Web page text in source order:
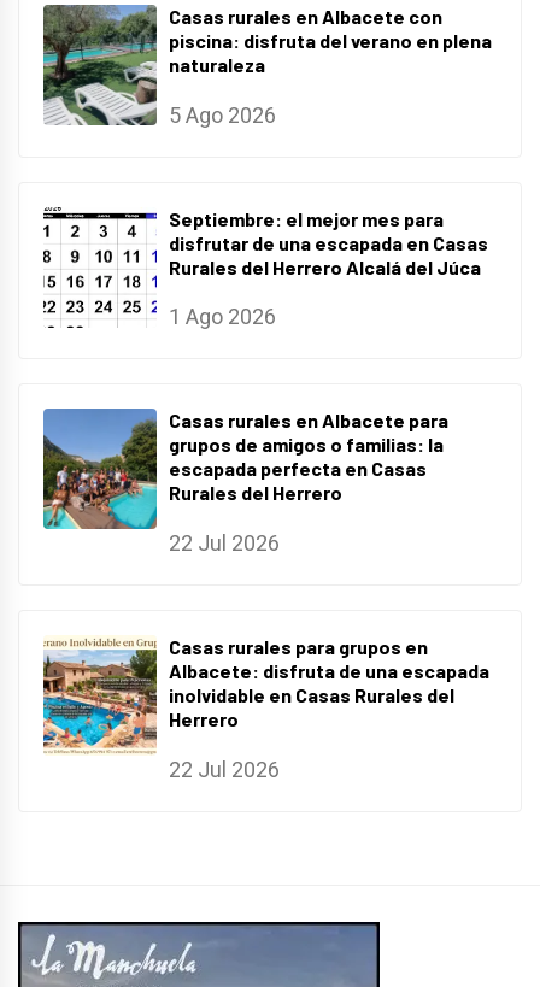
Casas rurales en Albacete con
piscina: disfruta del verano en plena
naturaleza
5 Ago 2026
Septiembre: el mejor mes para
disfrutar de una escapada en Casas
Rurales del Herrero Alcalá del Júca
1 Ago 2026
Casas rurales en Albacete para
grupos de amigos o familias: la
escapada perfecta en Casas
Rurales del Herrero
22 Jul 2026
Casas rurales para grupos en
Albacete: disfruta de una escapada
inolvidable en Casas Rurales del
Herrero
22 Jul 2026